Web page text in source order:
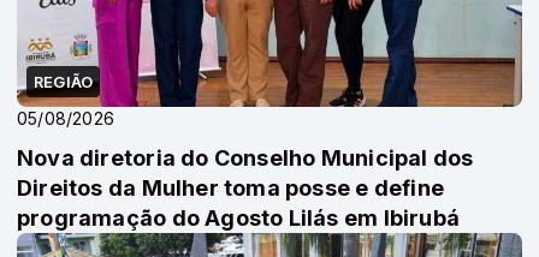
REGIÃO
05/08/2026
Nova diretoria do Conselho Municipal dos
Direitos da Mulher toma posse e define
programação do Agosto Lilás em Ibirubá